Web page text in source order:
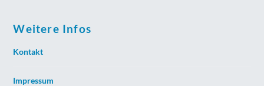
Weitere Infos
Kontakt
Impressum